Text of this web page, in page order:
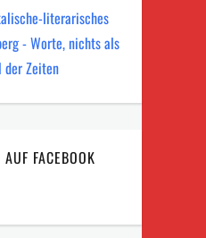
literarisches
- Worte, nichts als
der Zeiten
FACEBOOK